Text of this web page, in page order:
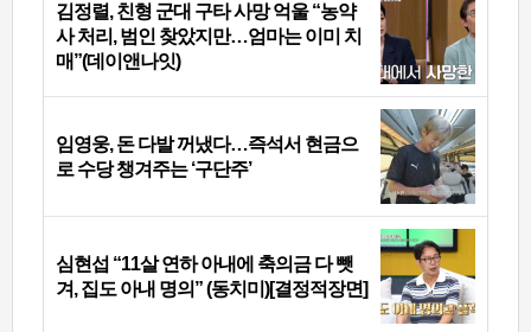
김정렬, 친형 군대 구타 사망 억울 “농약
사 처리, 범인 찾았지만…엄마는 이미 치
매”(데이앤나잇)
임영웅, 돈 다발 꺼냈다…즉석서 현금으
로 수당 챙겨주는 ‘구단주’
심현섭 “11살 연하 아내에 축의금 다 뺏
겨, 집도 아내 명의” (동치미)[결정적장면]